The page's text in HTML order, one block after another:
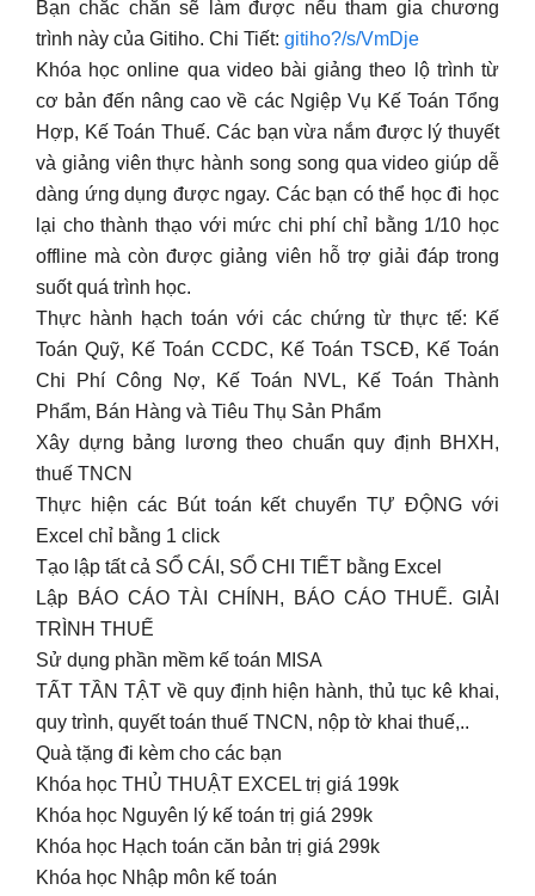
Bạn chắc chắn sẽ làm được nếu tham gia chương
trình này của Gitiho. Chi Tiết: gitiho?/s/VmDje
Khóa học online qua video bài giảng theo lộ trình từ
cơ bản đến nâng cao về các Ngiệp Vụ Kế Toán Tổng
Hợp, Kế Toán Thuế. Các bạn vừa nắm được lý thuyết
và giảng viên thực hành song song qua video giúp dễ
dàng ứng dụng được ngay. Các bạn có thể học đi học
lại cho thành thạo với mức chi phí chỉ bằng 1/10 học
offline mà còn được giảng viên hỗ trợ giải đáp trong
suốt quá trình học.
Thực hành hạch toán với các chứng từ thực tế: Kế
Toán Quỹ, Kế Toán CCDC, Kế Toán TSCĐ, Kế Toán
Chi Phí Công Nợ, Kế Toán NVL, Kế Toán Thành
Phẩm, Bán Hàng và Tiêu Thụ Sản Phẩm
Xây dựng bảng lương theo chuẩn quy định BHXH,
thuế TNCN
Thực hiện các Bút toán kết chuyển TỰ ĐỘNG với
Excel chỉ bằng 1 click
Tạo lập tất cả SỔ CÁI, SỔ CHI TIẾT bằng Excel
Lập BÁO CÁO TÀI CHÍNH, BÁO CÁO THUẾ. GIẢI
TRÌNH THUẾ
Sử dụng phần mềm kế toán MISA
TẤT TẦN TẬT về quy định hiện hành, thủ tục kê khai,
quy trình, quyết toán thuế TNCN, nộp tờ khai thuế,..
Quà tặng đi kèm cho các bạn
Khóa học THỦ THUẬT EXCEL trị giá 199k
Khóa học Nguyên lý kế toán trị giá 299k
Khóa học Hạch toán căn bản trị giá 299k
Khóa học Nhập môn kế toán